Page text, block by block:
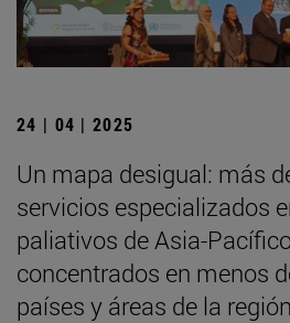
24 | 04 | 2025
Un mapa desigual: más
servicios especializados
paliativos de Asia-
concentrados en menos
países y áreas de la región